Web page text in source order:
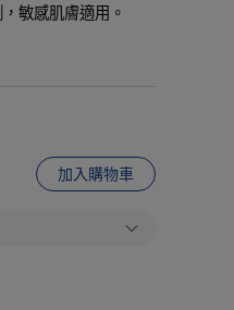
敏感肌膚適用。
加入購物車